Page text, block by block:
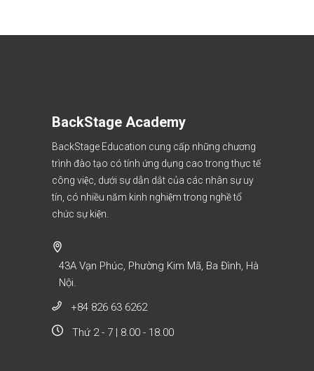
BackStage Academy
BackStage Education cung cấp những chương
trình đào tạo có tính ứng dụng cao trong thực tế
công việc, dưới sự dẫn dắt của các nhân sự uy
tín, có nhiều năm kinh nghiệm trong nghề tổ
chức sự kiện.
43A Vạn Phúc, Phường Kim Mã, Ba Đình, Hà
Nội.
+84 826 63 6262
Thứ 2 - 7 | 8.00 - 18.00